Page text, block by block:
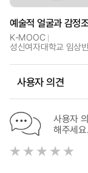
예술적 얼굴과 감정
K-MOOC
성신여자대학교 임상빈
사용자 의견
사용자
해주세요.